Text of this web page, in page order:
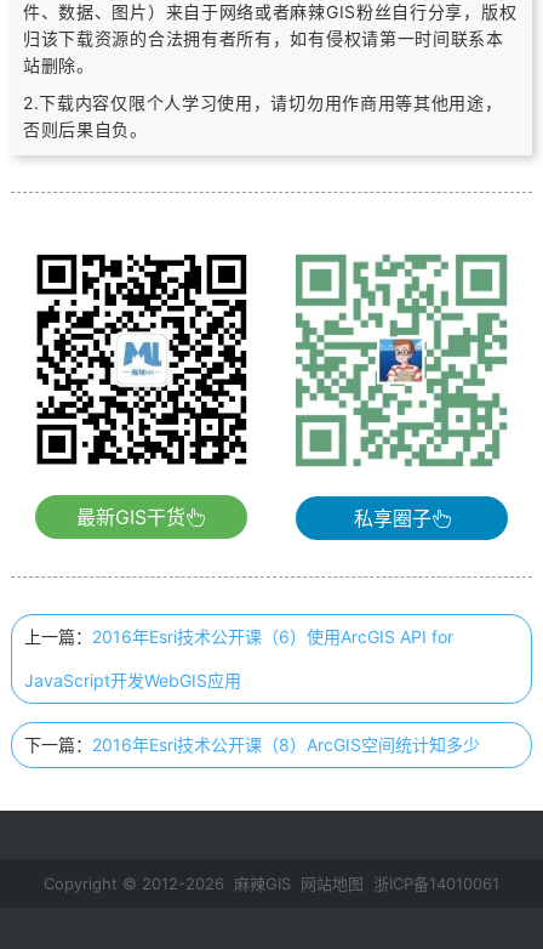
件、数据、图片） 来自于网络或者麻辣GIS粉丝自行分享，版权
归该下载资源的合法拥有者所有，如有侵权请第一时间联系本
站删除。
2.下载内容仅限个人学习使用，请切勿用作商用等其他用途，
否则后果自负。
最新GIS干货 私享圈子
上一篇： 2016年Esri技术公开课（6）使用ArcGIS API for
JavaScript开发WebGIS应用
下一篇： 2016年Esri技术公开课（8）ArcGIS空间统计知多少
Copyright © 2012-2026 麻辣GIS 网站地图 浙ICP备14010061